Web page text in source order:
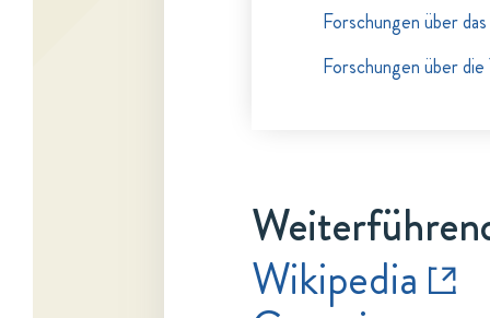
Forschungen über
Forschungen über
Wikipedia